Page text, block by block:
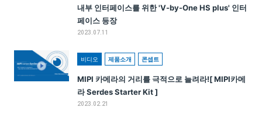
내부 인터페이스를 위한 'V-by-One HS plus' 인터
페이스 등장
2023.07.11
비디오 제품소개 콘셉트
MIPI 카메라의 거리를 극적으로 늘려라![ MIPI카메
라 Serdes Starter Kit ]
2023.02.21